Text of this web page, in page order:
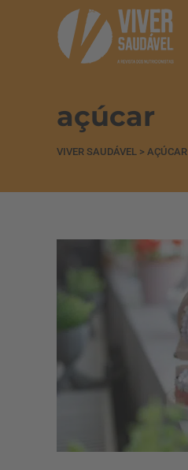
açúcar
VIVER SAUDÁVEL > AÇÚCAR